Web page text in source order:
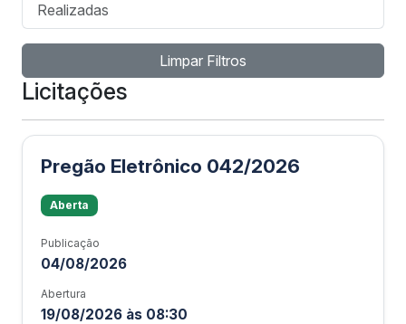
Realizadas
Limpar Filtros
Licitações
Pregão Eletrônico 042/2026
Aberta
Publicação
04/08/2026
Abertura
19/08/2026 às 08:30